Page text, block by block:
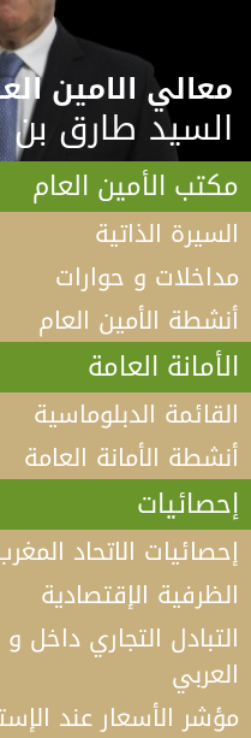
معالي الامين
السيد طارق
مكتب الأمين العام
السيرة الذاتية
مداخلات و حوارات
أنشطة الأمين العام
الأمانة العامة
القائمة الدبلوماسية
أنشطة الأمانة العامة
إحصائيات
إحصائيات الاتحاد
الظرفية الإقتصادية
التبادل التجاري
العربي
مؤشر الأسعار عند
فيديو كلمة الأمين العام